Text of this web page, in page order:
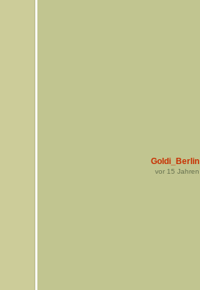
Goldi_Berlin
vor 15 Jahren